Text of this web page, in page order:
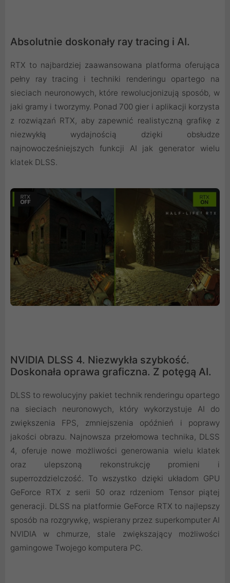
Absolutnie doskonały ray tracing i AI.
RTX to najbardziej zaawansowana platforma oferująca
pełny ray tracing i techniki renderingu opartego na
sieciach neuronowych, które rewolucjonizują sposób, w
jaki gramy i tworzymy. Ponad 700 gier i aplikacji korzysta
z rozwiązań RTX, aby zapewnić realistyczną grafikę z
niezwykłą wydajnością dzięki obsłudze
najnowocześniejszych funkcji AI jak generator wielu
klatek DLSS.
NVIDIA DLSS 4. Niezwykła szybkość.
Doskonała oprawa graficzna. Z potęgą AI.
DLSS to rewolucyjny pakiet technik renderingu opartego
na sieciach neuronowych, który wykorzystuje AI do
zwiększenia FPS, zmniejszenia opóźnień i poprawy
jakości obrazu. ‌Najnowsza przełomowa technika, DLSS
4, oferuje nowe możliwości generowania wielu klatek
oraz ulepszoną rekonstrukcję promieni i
superrozdzielczość. To wszystko dzięki układom GPU
GeForce RTX z serii 50 oraz rdzeniom Tensor piątej
generacji. DLSS na platformie GeForce RTX to najlepszy
sposób na rozgrywkę, wspierany przez superkomputer AI
NVIDIA w chmurze, stale zwiększający możliwości
gamingowe Twojego komputera PC.